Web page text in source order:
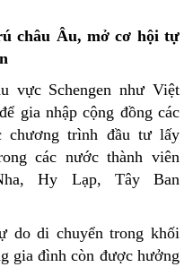
châu Âu, mở cơ hội tự
vực Schengen như Việt
gia nhập cộng đồng các
chương trình đầu tư lấy
các nước thành viên
Hy Lạp, Tây Ban
do di chuyển trong khối
gia đình còn được hưởng